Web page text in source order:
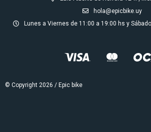
hola@epicbike.uy
Lunes a Viernes de 11:00 a 19:00 hs y
© Copyright 2026 / Epic bike